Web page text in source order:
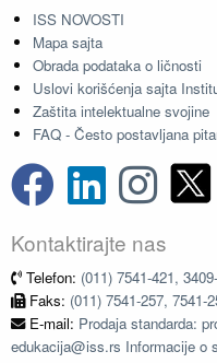
ISS NOVOSTI
Mapa sajta
Obrada podataka o ličnosti
Uslovi korišćenja sajta
Zaštita intelektualne svojine
FAQ - Često postavljana
Kontaktirajte nas
Telefon: (011) 7541-421,
Faks: (011) 7541-257, 7541-
E-mail: Prodaja standarda:
edukacija@iss.rs Informacije o